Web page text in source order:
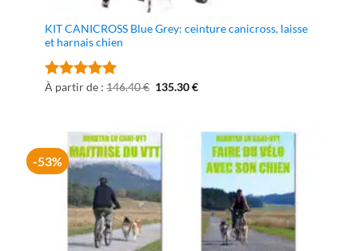
KIT CANICROSS Blue Grey: ceinture canicross, laisse
et harnais chien
Note5sur
À partir de :146.40€ Le
135.30€Le
-53%